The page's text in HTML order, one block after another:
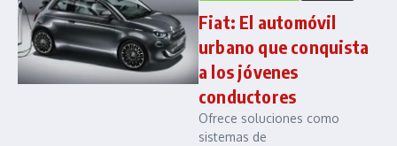
Fiat: El automóvil
urbano que conquista
a los jóvenes
conductores
Ofrece soluciones como
sistemas de